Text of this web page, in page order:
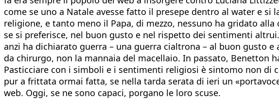
come se uno a Natale avesse fatto il presepe dentro al water e si
religione, e tanto meno il Papa, di mezzo, nessuno ha gridato
se si preferisce, nel buon gusto e nel rispetto dei sentimenti
anzi ha dichiarato guerra – una guerra cialtrona – al buon gusto
da chirurgo, non la mannaia del macellaio. In passato, Benetton
Pasticciare con i simboli e i sentimenti religiosi è sintomo non di
pur a frittata ormai fatta, se nella tarda serata di ieri un
web. Oggi, se ne sono capaci, porgano le loro scuse.